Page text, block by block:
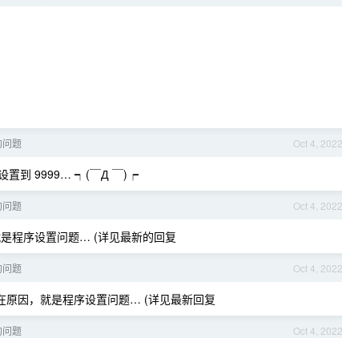
Oct 4, 2022
问题
设置到 9999… ┑(￣Д ￣)┍
Oct 4, 2022
问题
程序设置问题… (详见最新的回复
Oct 4, 2022
问题
原因，就是程序设置问题… (详见最新回复
Oct 4, 2022
问题